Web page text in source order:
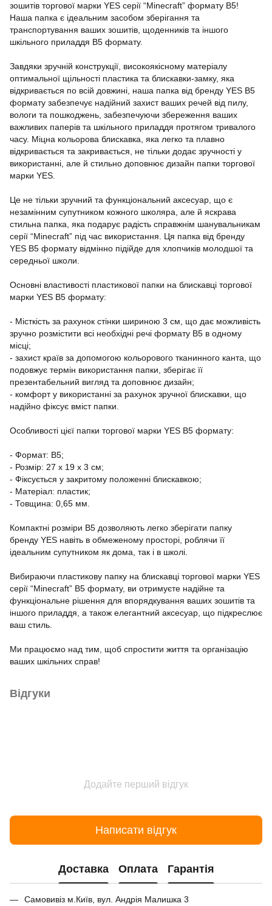
зошитів торгової марки YES серії “Minecraft” формату B5!
Наша папка є ідеальним засобом зберігання та
транспортування ваших зошитів, щоденників та іншого
шкільного приладдя В5 формату.
Завдяки зручній конструкції, високоякісному матеріалу
оптимальної щільності пластика та блискавки-замку, яка
відкривається по всій довжині, наша папка від бренду YES B5
формату забезпечує надійний захист ваших речей від пилу,
вологи та пошкоджень, забезпечуючи збереження ваших
важливих паперів та шкільного приладдя протягом тривалого
часу. Міцна кольорова блискавка, яка легко та плавно
відкривається та закривається, не тільки додає зручності у
використанні, але й стильно доповнює дизайн папки торгової
марки YES.
Це не тільки зручний та функціональний аксесуар, що є
незамінним супутником кожного школяра, але й яскрава
стильна папка, яка подарує радість справжнім шанувальникам
серії “Minecraft” під час використання. Ця папка від бренду
YES B5 формату відмінно підійде для хлопчиків молодшої та
середньої школи.
Основні властивості пластикової папки на блискавці торгової
марки YES В5 формату:
- Місткість за рахунок стінки шириною 3 см, що дає можливість
зручно розмістити всі необхідні речі формату В5 в одному
місці;
- захист країв за допомогою кольорового тканинного канта, що
подовжує термін використання папки, зберігає її
презентабельний вигляд та доповнює дизайн;
- комфорт у використанні за рахунок зручної блискавки, що
надійно фіксує вміст папки.
Особливості цієї папки торгової марки YES В5 формату:
- Формат: В5;
- Розмір: 27 х 19 х 3 см;
- Фіксується у закритому положенні блискавкою;
- Матеріал: пластик;
- Товщина: 0,65 мм.
Компактні розміри B5 дозволяють легко зберігати папку
бренду YES навіть в обмеженому просторі, роблячи її
ідеальним супутником як дома, так і в школі.
Вибираючи пластикову папку на блискавці торгової марки YES
серії “Minecraft” B5 формату, ви отримуєте надійне та
функціональне рішення для впорядкування ваших зошитів та
іншого приладдя, а також елегантний аксесуар, що підкреслює
ваш стиль.
Ми працюємо над тим, щоб спростити життя та організацію
ваших шкільних справ!
Відгуки
Додайте перший відгук
Написати відгук
Доставка Оплата Гарантія
Самовивіз м.Київ, вул. Андрія Малишка 3